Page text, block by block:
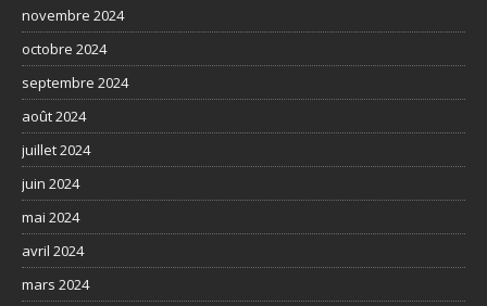
novembre 2024
octobre 2024
septembre 2024
août 2024
juillet 2024
juin 2024
mai 2024
avril 2024
mars 2024